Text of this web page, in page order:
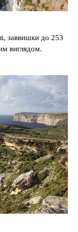
заввишки до 253
виглядом.